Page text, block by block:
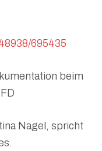
695435
beim
Nagel, spricht